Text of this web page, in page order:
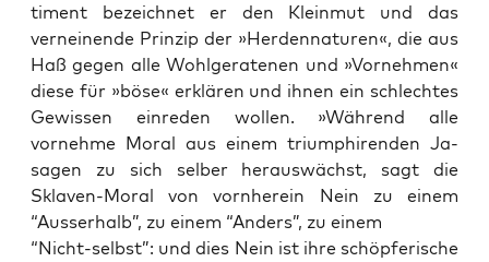
ti­ment beze­ich­net er den Klein­mut und das
verneinende Prinzip der »Her­den­na­turen«, die aus
Haß gegen alle Wohlger­ate­nen und »Vornehmen«
diese für »böse« erk­lären und ihnen ein schlecht­es
Gewis­sen einre­den wollen. »Während alle
vornehme Moral aus einem tri­umphiren­den Ja-
sagen zu sich sel­ber her­auswächst, sagt die
Sklaven-Moral von vorn­here­in Nein zu einem
“Ausser­halb”, zu einem “Anders”, zu einem
“Nicht-selb­st”: und dies Nein ist ihre schöpferische